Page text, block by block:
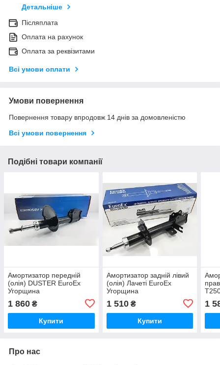
Детальніше
Післяплата
Оплата на рахунок
Оплата за реквізитами
Всі умови оплати
Умови повернення
Повернення товару впродовж 14 днів за домовленістю
Всі умови повернення
Подібні товари компанії
Амортизатор передній
(олія) DUSTER EuroEx
Угорщина
1 860 ₴
Купити
Амортизатор задній лівий
(олія) Лачеті EuroEx
Угорщина
1 510₴
Купити
1
Про нас